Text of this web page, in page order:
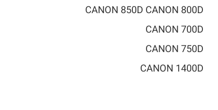
CANON 850D CANON 800D
CANON 700D
CANON 750D
CANON 1400D